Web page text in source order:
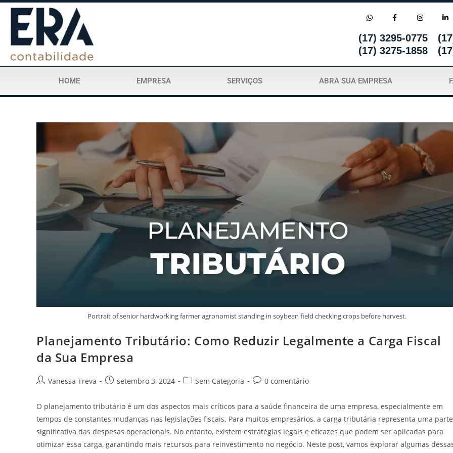
(17) 3295-0775
(17) 3275-1858
HOME EMPRESA SERVIÇOS ABRA SUA EMPRESA
Portrait of senior hardworking farmer agronomist standing in soybean field checking crops before harvest.
Planejamento Tributário: Como Reduzir Legalmente a Carga Fiscal
da Sua Empresa
Vanessa Treva setembro 3, 2024 Sem Categoria 0 comentário
O planejamento tributário é um dos aspectos mais críticos para a saúde financeira de uma empresa, especialmente em
tempos de constantes mudanças nas legislações fiscais. Para muitos empresários, a carga tributária representa uma parte
significativa das despesas operacionais. No entanto, existem estratégias legais e eficazes que podem ser aplicadas para
otimizar essa carga, garantindo mais recursos para reinvestimento no negócio. Neste post, vamos explorar algumas